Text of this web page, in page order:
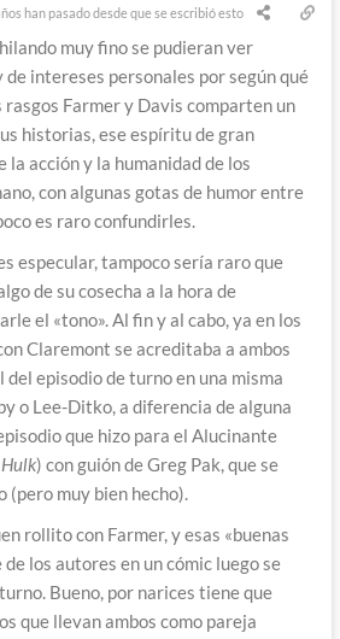
han pasado desde que se escribió esto
muy fino se pudieran ver
intereses personales por según qué
rasgos Farmer y Davis comparten un
historias, ese espíritu de gran
la acción y la humanidad de los
con algunas gotas de humor entre
es raro confundirles.
especular, tampoco sería raro que
de su cosecha a la hora de
el «tono». Al fin y al cabo, ya en los
Claremont se acreditaba a ambos
episodio de turno en una misma
o Lee-Ditko, a diferencia de alguna
que hizo para el Alucinante
) con guión de Greg Pak, que se
(pero muy bien hecho).
rollito con Farmer, y esas «buenas
los autores en un cómic luego se
Bueno, por narices tiene que
que llevan ambos como pareja